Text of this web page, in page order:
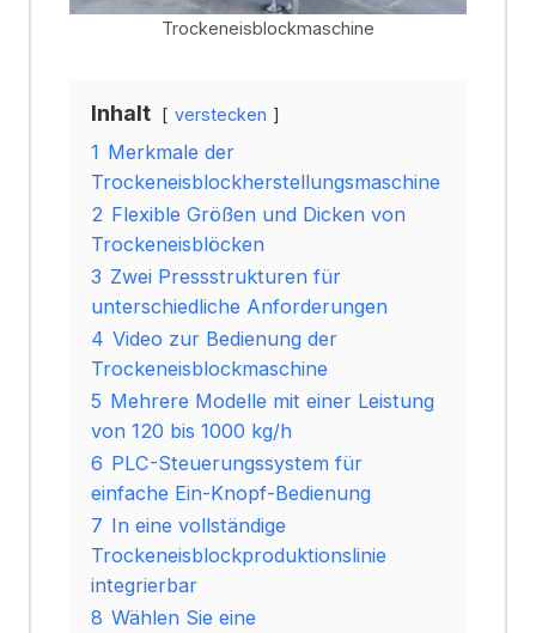
Trockeneisblockmaschine
Inhalt verstecken
1 Merkmale der
Trockeneisblockherstellungsmaschine
2 Flexible Größen und Dicken von
Trockeneisblöcken
3 Zwei Pressstrukturen für
unterschiedliche Anforderungen
4 Video zur Bedienung der
Trockeneisblockmaschine
5 Mehrere Modelle mit einer Leistung
von 120 bis 1000 kg/h
6 PLC-Steuerungssystem für
einfache Ein-Knopf-Bedienung
7 In eine vollständige
Trockeneisblockproduktionslinie
integrierbar
8 Wählen Sie eine